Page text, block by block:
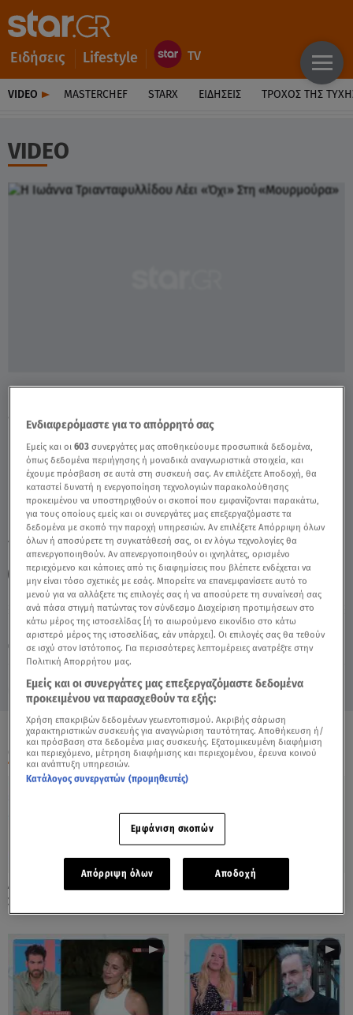
Ειδήσεις Lifestyle
VIDEO MASTERCHEF STARX ΕΙΔΉΣΕΙΣ ΤΡΟΧΌΣ ΤΗΣ
VIDEO
Κυριακή 9 Αυγούστου 2026
27.06.22, 17:51 CELEBRITIES & GOSSIP ΝΕΑ
«Μουρμούρα» - Video
TAGS: ΙΩΑΝΝΑ ΤΡΙΑΝΑΦΥΛΛΙΔΟΥ
ΜΗΝ ΑΡΧΙΖΕΙΣ ΤΗΝ ΜΟΥΡΜΟΥΡΑ BREAKFAST@STAR
ΟΛΑ ΤΑ ΒΙΝΤΕΟ
Λόλα Νταϊφά: Η Πιο Δύσκολη
Στιγμή Στην Καριέρα Της
Ενδιαφερόμαστε για το απόρρητό σας
Εμείς και οι603 συνεργάτες μας αποθηκεύουμε προσωπικά δεδομένα,
όπως δεδομένα περιήγησης ή μοναδικά αναγνωριστικά στοιχεία, και
έχουμε πρόσβαση σε αυτά στη συσκευή σας. Αν επιλέξετε Αποδοχή, θα
καταστεί δυνατή η ενεργοποίηση τεχνολογιών παρακολούθησης
προκειμένου να υποστηριχθούν οι σκοποί που εμφανίζονται παρακάτω,
για τους οποίους εμείς και οι συνεργάτες μας επεξεργαζόμαστε τα
δεδομένα με σκοπό την παροχή υπηρεσιών. Αν επιλέξετε Απόρριψη όλων
όλων ή αποσύρετε τη συγκατάθεσή σας, οι εν λόγω τεχνολογίες θα
απενεργοποιηθούν. Αν απενεργοποιηθούν οι ιχνηλάτες, ορισμένο
περιεχόμενο και κάποιες από τις διαφημίσεις που βλέπετε ενδέχεται να
μην είναι τόσο σχετικές με εσάς. Μπορείτε να επανεμφανίσετε αυτό το
μενού για να αλλάξετε τις επιλογές σας ή να αποσύρετε τη συναίνεσή σας
ανά πάσα στιγμή πατώντας τον σύνδεσμο Διαχείριση προτιμήσεων στο
κάτω μέρος της ιστοσελίδας [ή το αιωρούμενο εικονίδιο στο κάτω
αριστερό μέρος της ιστοσελίδας, εάν υπάρχει]. Οι επιλογές σας θα τεθούν
σε ισχύ στον Ιστότοπος. Για περισσότερες λεπτομέρειες ανατρέξτε στην
Πολιτική Απορρήτου μας.
Εμείς και οι συνεργάτες μας επεξεργαζόμαστε δεδομένα
προκειμένου να παρασχεθούν τα εξής:
Χρήση επακριβών δεδομένων γεωεντοπισμού. Ακριβής σάρωση
χαρακτηριστικών συσκευής για αναγνώριση ταυτότητας. Αποθήκευση ή/
και πρόσβαση στα δεδομένα μιας συσκευής. Εξατομικευμένη διαφήμιση
και περιεχόμενο, μέτρηση διαφήμισης και περιεχομένου, έρευνα κοινού
και ανάπτυξη υπηρεσιών.
Κατάλογος συνεργατών (προμηθευτές)
Εμφάνιση σκοπών
Απόρριψη όλων Αποδοχή